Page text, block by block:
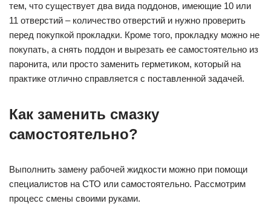
тем, что существует два вида поддонов, имеющие 10 или
11 отверстий – количество отверстий и нужно проверить
перед покупкой прокладки. Кроме того, прокладку можно не
покупать, а снять поддон и вырезать ее самостоятельно из
паронита, или просто заменить герметиком, который на
практике отлично справляется с поставленной задачей.
Как заменить смазку
самостоятельно?
Выполнить замену рабочей жидкости можно при помощи
специалистов на СТО или самостоятельно. Рассмотрим
процесс смены своими руками.